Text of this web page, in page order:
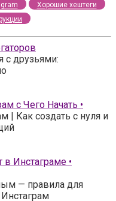
Хорошие хештеги
с друзьями:
с Чего Начать •
| Как создать с нуля и
в Инстаграме •
— правила для